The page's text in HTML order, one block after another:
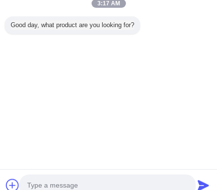
Alle producten
3:17 AM
Good day, what product are you looking for?